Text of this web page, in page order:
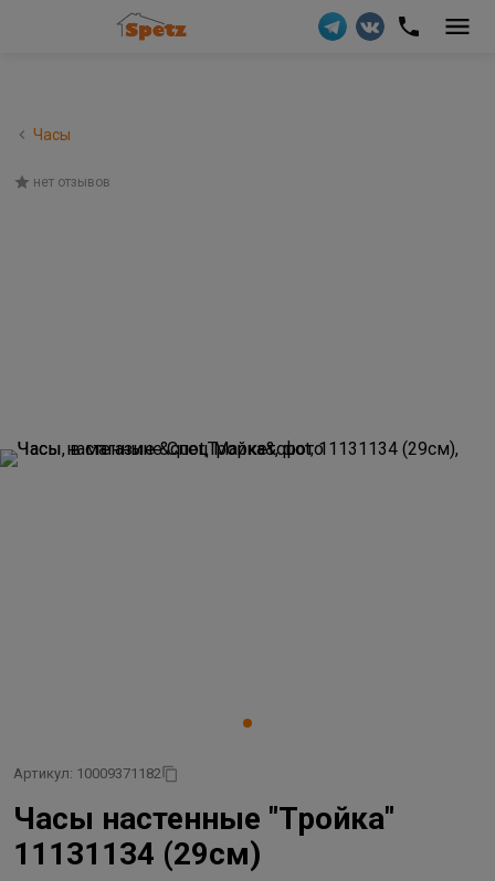
Часы
нет отзывов
Артикул: 10009371182
Часы настенные "Тройка"
11131134 (29см)